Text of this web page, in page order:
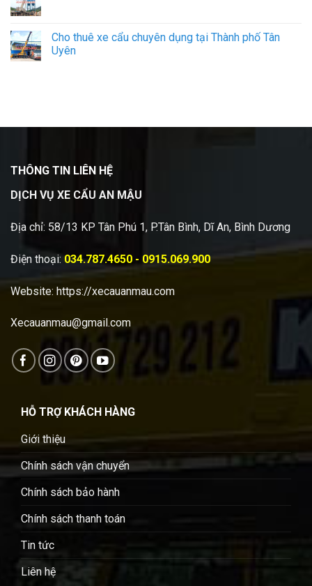
Cho thuê xe cẩu chuyên dụng tại Thành phố Tân
Uyên
THÔNG TIN LIÊN HỆ
DỊCH VỤ XE CẨU AN MẬU
Địa chỉ: 58/13 KP Tân Phú 1, P.Tân Bình, Dĩ An, Bình Dương
Điện thoại: 034.787.4650 - 0915.069.900
Website: https://xecauanmau.com
Xecauanmau@gmail.com
HỖ TRỢ KHÁCH HÀNG
Giới thiệu
Chính sách vận chuyển
Chính sách bảo hành
Chính sách thanh toán
Tin tức
Liên hệ